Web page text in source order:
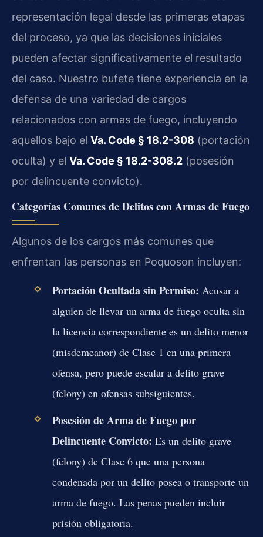
representación legal desde las primeras etapas
del proceso, ya que las decisiones iniciales
pueden afectar significativamente el resultado
del caso. Nuestro bufete tiene experiencia en la
defensa de una variedad de cargos
relacionados con armas de fuego, incluyendo
aquellos bajo el Va. Code § 18.2-308 (portación
oculta) y el Va. Code § 18.2-308.2 (posesión
por delincuente convicto).
Categorías Comunes de Delitos con Armas de Fuego
Algunos de los cargos más comunes que
enfrentan las personas en Poquoson incluyen:
Portación Ocultada sin Permiso: Acusar a
alguien de llevar un arma de fuego oculta sin
la licencia correspondiente es un delito menor
(misdemeanor) de Clase 1 en una primera
ofensa, pero puede escalar a delito grave
(felony) en ofensas subsiguientes.
Posesión de Arma de Fuego por
Delincuente Convicto: Es un delito grave
(felony) de Clase 6 que una persona
condenada por un delito posea o transporte un
arma de fuego. Las penas pueden incluir
prisión obligatoria.